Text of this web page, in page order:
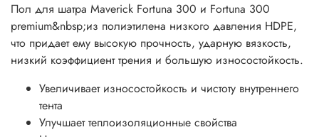
Пол для шатра Maverick Fortuna 300 и Fortuna 300
premium&nbsp;из полиэтилена низкого давления HDPE,
что придает ему высокую прочность, ударную вязкость,
низкий коэффициент трения и большую износостойкость.
Увеличивает износостойкость и чистоту внутреннего
тента
Улучшает теплоизоляционные свойства